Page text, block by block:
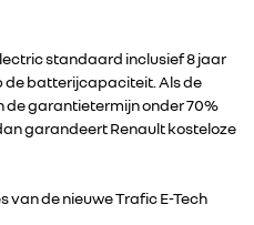
standaard inclusief 8 jaar
de batterijcapaciteit. Als de
garantietermijn onder 70%
garandeert Renault kosteloze
van de nieuwe Trafic E-Tech